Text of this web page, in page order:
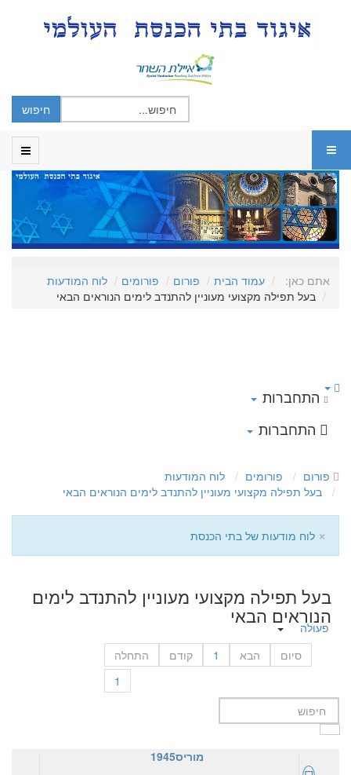
אתם כאן: עמוד הבית פורום פורומים
לוח המודעות
בעל תפילה מקצועי מעוניין להתנדב לימים הנוראים הבאי
התחברות
התחברות
פורום פורומים
לוח המודעות
בעל תפילה מקצועי מעוניין להתנדב לימים הנוראים הבאי
× לוח מודעות של בתי הכנסת
בעל תפילה מקצועי מעוניין להתנדב לימים
הנוראים הבאי
פעולה
התחלה
קודם 1 הבא
סיום
1
מוריס1945